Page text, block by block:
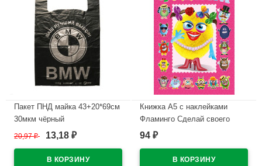
Пакет ПНД майка 43+20*69см
30мкм чёрный
WWW/World(Ст.50/500)
20,97₽ 13,18 ₽
Книжка А5 с наклейками
Фламинго Сделай своего
чудика Маня Ми арт
94 ₽